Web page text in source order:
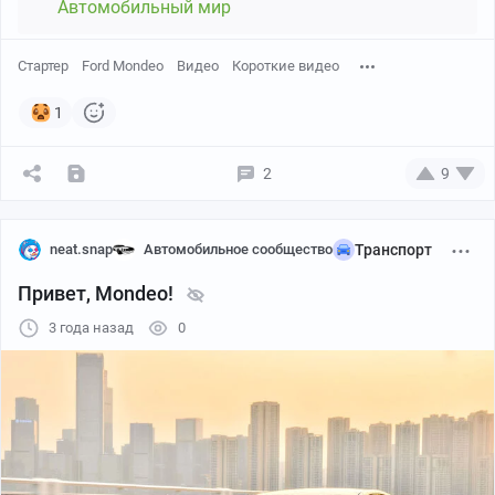
Автомобильный мир
Стартер Ford Mondeo Видео Короткие видео
1
2 9
neat.snap Автомобильное сообщество Транспорт
Привет, Mondeo!
3 года назад 0